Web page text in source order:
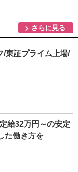
さらに見る
/東証プライム上場/
給32万円～の安定
た働き方を